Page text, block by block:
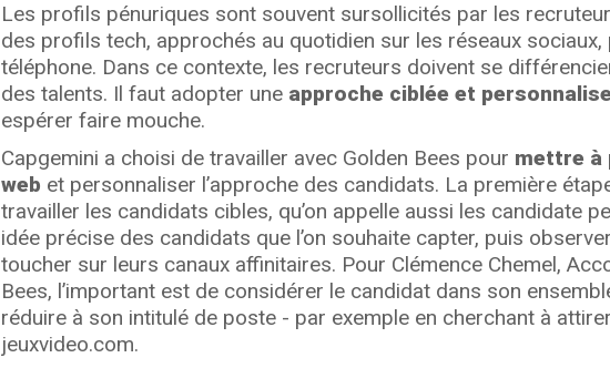
Les profils pénuriques sont souvent sursollicités par les
des profils tech, approchés au quotidien sur les réseaux
téléphone. Dans ce contexte, les recruteurs doivent se
des talents. Il faut adopter une approche ciblée et
espérer faire mouche.
Capgemini a choisi de travailler avec Golden Bees pour mettre à
web et personnaliser l’approche des candidats. La première
travailler les candidats cibles, qu’on appelle aussi les candidate
idée précise des candidats que l’on souhaite capter, puis
toucher sur leurs canaux affinitaires. Pour Clémence Chemel,
Bees, l’important est de considérer le candidat dans son
réduire à son intitulé de poste - par exemple en cherchant à
jeuxvideo.com.